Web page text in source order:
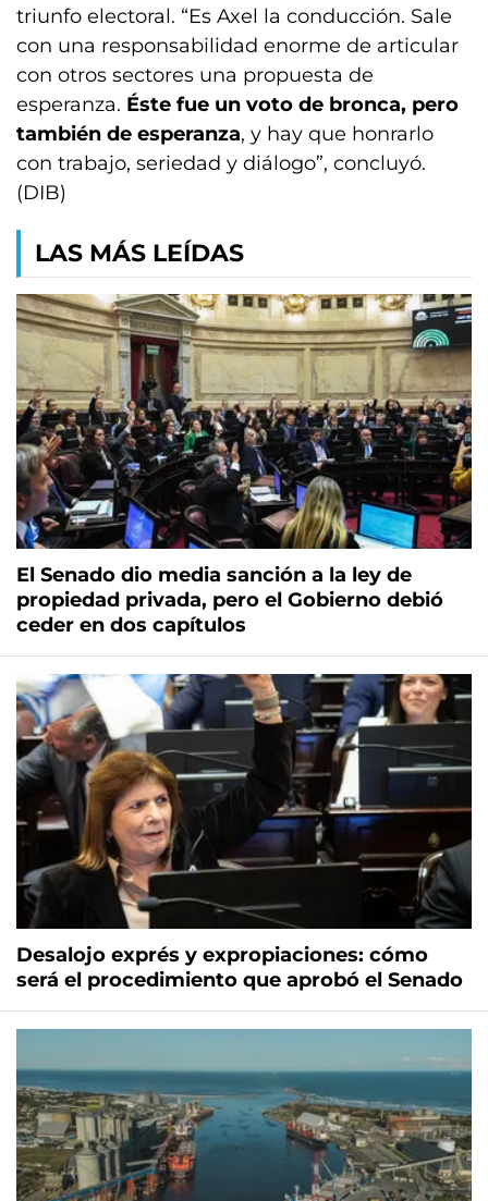
triunfo electoral. “Es Axel la conducción. Sale
con una responsabilidad enorme de articular
con otros sectores una propuesta de
esperanza. Éste fue un voto de bronca, pero
también de esperanza, y hay que honrarlo
con trabajo, seriedad y diálogo”, concluyó.
(DIB)
LAS MÁS LEÍDAS
El Senado dio media sanción a la ley de
propiedad privada, pero el Gobierno debió
ceder en dos capítulos
Desalojo exprés y expropiaciones: cómo
será el procedimiento que aprobó el Senado